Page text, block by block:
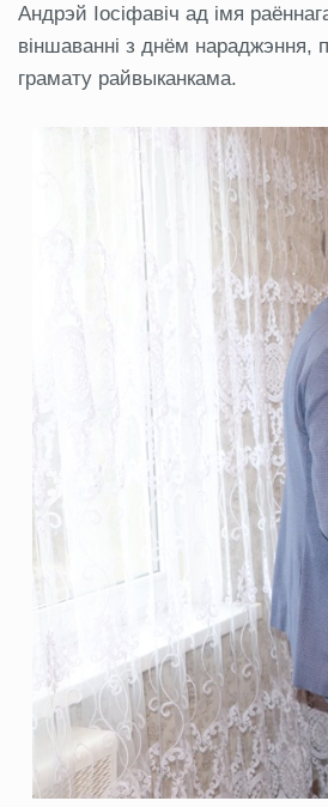
Андрэй Іосіфавіч ад імя
віншаванні з днём нараджэння,
грамату райвыканкама.